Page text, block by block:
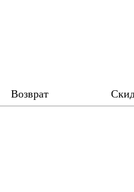
Возврат